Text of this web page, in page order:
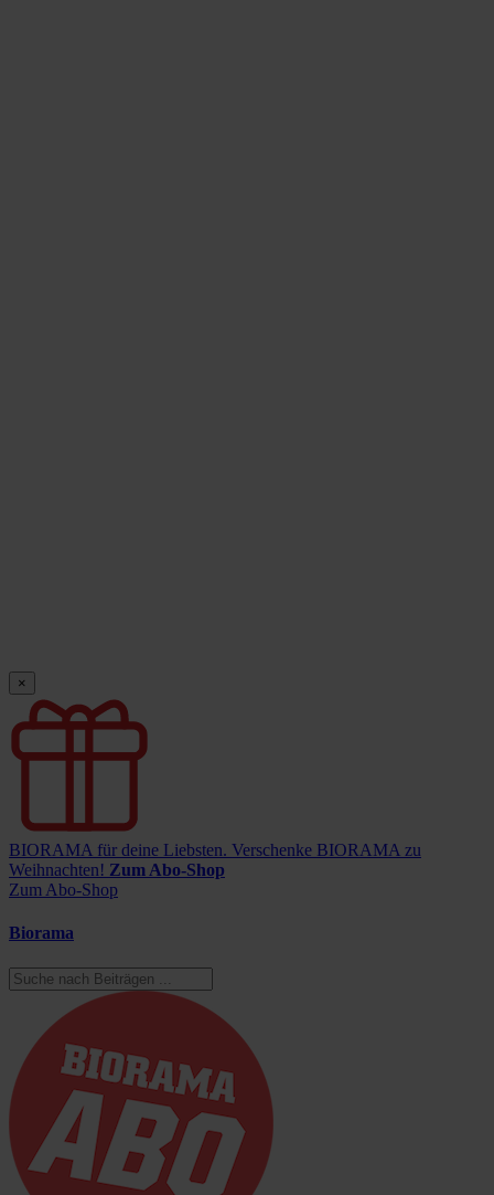
×
BIORAMA für deine Liebsten. Verschenke BIORAMA zu
Weihnachten! Zum Abo-Shop
Zum Abo-Shop
Biorama